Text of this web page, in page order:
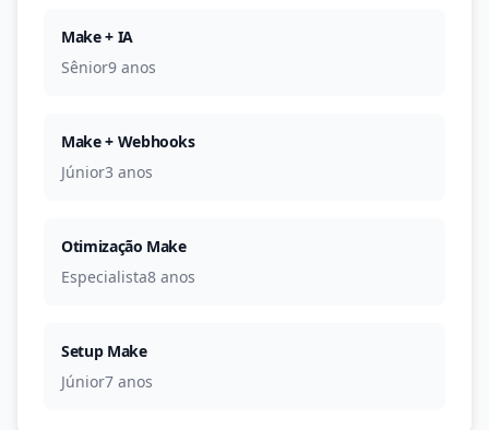
Make + IA
Sênior9 anos
Make + Webhooks
Júnior3 anos
Otimização Make
Especialista8 anos
Setup Make
Júnior7 anos